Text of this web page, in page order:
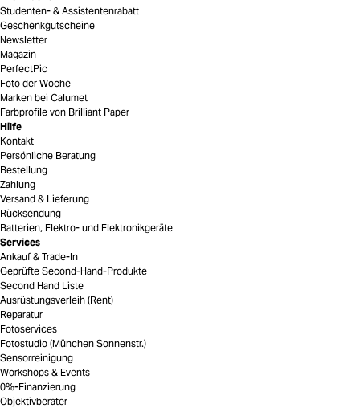
Studenten- & Assistentenrabatt
Geschenkgutscheine
Newsletter
Magazin
PerfectPic
Foto der Woche
Marken bei Calumet
Farbprofile von Brilliant Paper
Hilfe
Kontakt
Persönliche Beratung
Bestellung
Zahlung
Versand & Lieferung
Rücksendung
Batterien, Elektro- und Elektronikgeräte
Services
Ankauf & Trade-In
Geprüfte Second-Hand-Produkte
Second Hand Liste
Ausrüstungsverleih (Rent)
Reparatur
Fotoservices
Fotostudio (München Sonnenstr.)
Sensorreinigung
Workshops & Events
0%-Finanzierung
Objektivberater